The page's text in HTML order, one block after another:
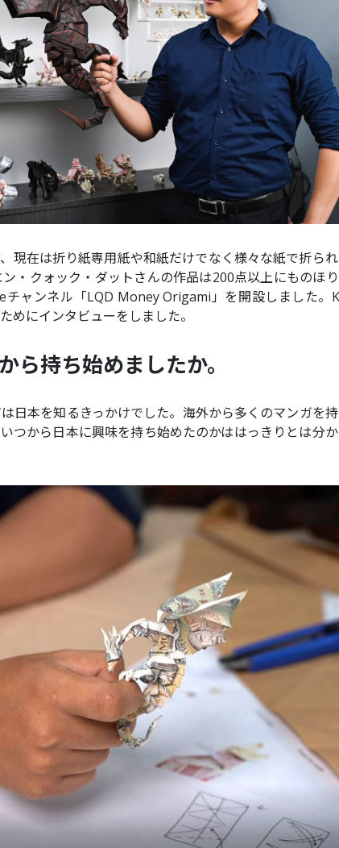
現在は折り紙専用紙や和紙だけでなく様々な紙で折ら
・クォック・ダットさんの作品は200点以上にものほ
ャンネル「LQD Money Origami」を開設しました。
めにインタビューをしました。
ら持ち始めましたか。
日本を知るきっかけでした。海外から多くのマンガを
つから日本に興味を持ち始めたのかははっきりとは分